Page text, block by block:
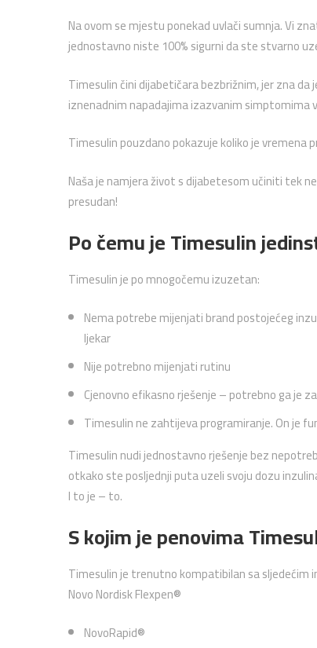
Na ovom se mjestu ponekad uvlači sumnja. Vi
jednostavno niste 100% sigurni da ste stvarno
Timesulin čini dijabetičara bezbrižnim, jer zna
iznenadnim napadajima izazvanim simptomima
Timesulin pouzdano pokazuje koliko je vremena
Naša je namjera život s dijabetesom učiniti tek
presudan!
Po čemu je Timesulin
Timesulin je po mnogočemu izuzetan:
Nema potrebe mijenjati brand postojećeg
ljekar
Nije potrebno mijenjati rutinu
Cjenovno efikasno rješenje – potrebno ga je
Timesulin ne zahtijeva programiranje. On je
Timesulin nudi jednostavno rješenje bez
otkako ste posljednji puta uzeli svoju dozu
I to je – to.
S kojim je penovima
Timesulin je trenutno kompatibilan sa sljedećim
Novo Nordisk Flexpen®
NovoRapid®